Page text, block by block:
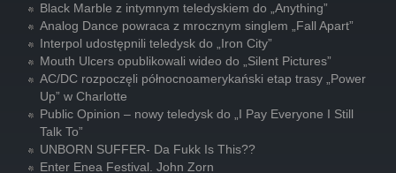
Black Marble z intymnym teledyskiem do „Anything”
Analog Dance powraca z mrocznym singlem „Fall Apart”
Interpol udostępnili teledysk do „Iron City”
Mouth Ulcers opublikowali wideo do „Silent Pictures”
AC/DC rozpoczęli północnoamerykański etap trasy „Power
Up” w Charlotte
Public Opinion – nowy teledysk do „I Pay Everyone I Still
Talk To”
UNBORN SUFFER- Da Fukk Is This??
Enter Enea Festival. John Zorn